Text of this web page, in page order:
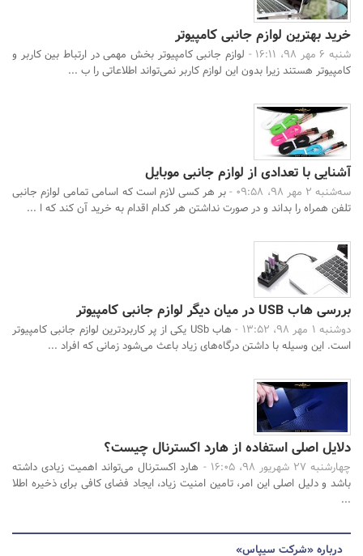
خرید بهترین لوازم جانبی کامپیوتر
شنبه 6 مهر 98، 16:11 -
لوازم جانبی کامپیوتر بخش مهمی در ارتباط بین کاربر و
کامپیوتر هستند زیرا بدون این لوازم کاربر نمی‌تواند اطلاعاتی را ب ...
آشنایی با تعدادی از لوازم جانبی موبایل
سه‌شنبه 2 مهر 98، 09:58 -
بر هر کسی لازم است که اسامی تمامی لوازم جانبی
تلفن همراه را بداند و در صورت نداشتن هر کدام اقدام به خرید آن کند که ا ...
بررسی هاب USB در میان دیگر لوازم جانبی کامپیوتر
دوشنبه 1 مهر 98، 13:52 -
هاب USb یکی از پر کاربردترین لوازم جانبی کامپیوتر
است. این وسیله با داشتن درگاه‌های زیاد باعث می‌شود زمانی که افراد ...
دلایل اصلی استفاده از هارد اکسترنال چیست؟
چهارشنبه 27 شهریور 98، 16:05 -
هارد اکسترنال می‌تواند اهمیت زیادی داشته
باشد و دلیل اصلی این امر، تامین امنیت زیاد، ایجاد فضای کافی برای ذخیره اطلا
...
درباره «شرکت سیپاس»